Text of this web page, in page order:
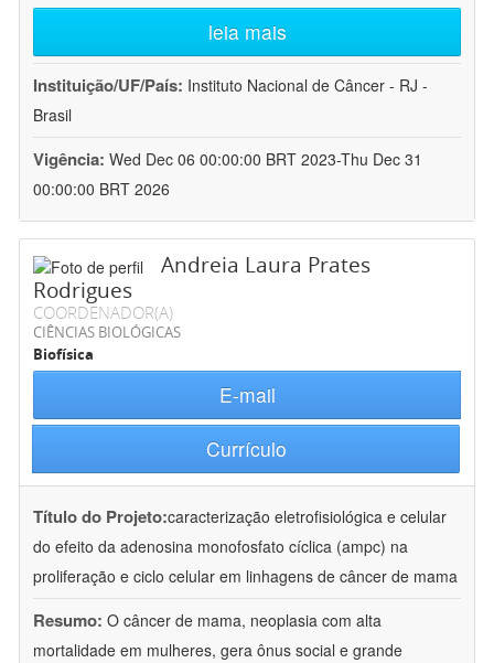
leia mais
Instituição/UF/País: Instituto Nacional de Câncer - RJ -
Brasil
Vigência: Wed Dec 06 00:00:00 BRT 2023-Thu Dec 31
00:00:00 BRT 2026
Andreia Laura Prates
Rodrigues
COORDENADOR(A)
CIÊNCIAS BIOLÓGICAS
Biofísica
E-mail
Currículo
Título do Projeto:caracterização eletrofisiológica e celular
do efeito da adenosina monofosfato cíclica (ampc) na
proliferação e ciclo celular em linhagens de câncer de mama
Resumo: O câncer de mama, neoplasia com alta
mortalidade em mulheres, gera ônus social e grande